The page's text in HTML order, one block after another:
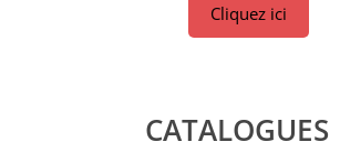
Cliquez ici
CATALOGUES